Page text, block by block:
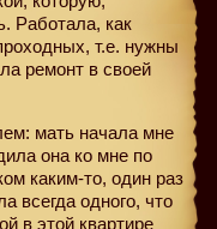
Работала, как
т.е. нужны
ремонт в своей
мать начала мне
она ко мне по
каким-то, один раз
всегда одного, что
в этой квартире